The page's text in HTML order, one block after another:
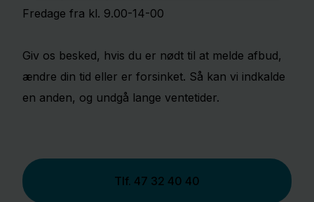
Fredage fra kl. 9.00-14-00
Giv os besked, hvis du er nødt til at melde afbud,
ændre din tid eller er forsinket. Så kan vi indkalde
en anden, og undgå lange ventetider.
Tlf. 47 32 40 40